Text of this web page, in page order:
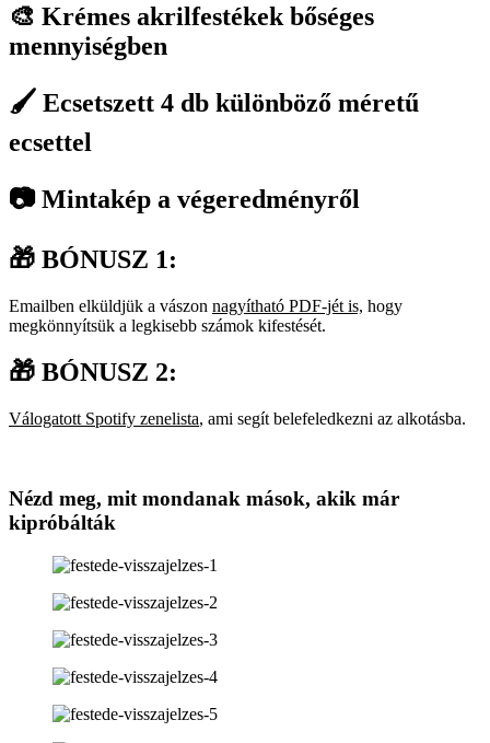
🎨 Krémes akrilfestékek bőséges
mennyiségben
🖌️ Ecsetszett 4 db különböző méretű
ecsettel
📷 Mintakép a végeredményről
🎁 BÓNUSZ 1:
Emailben elküldjük a vászon nagyítható PDF-jét is, hogy
megkönnyítsük a legkisebb számok kifestését.
🎁 BÓNUSZ 2:
Válogatott Spotify zenelista, ami segít belefeledkezni az alkotásba.
Nézd meg, mit mondanak mások, akik már
kipróbálták